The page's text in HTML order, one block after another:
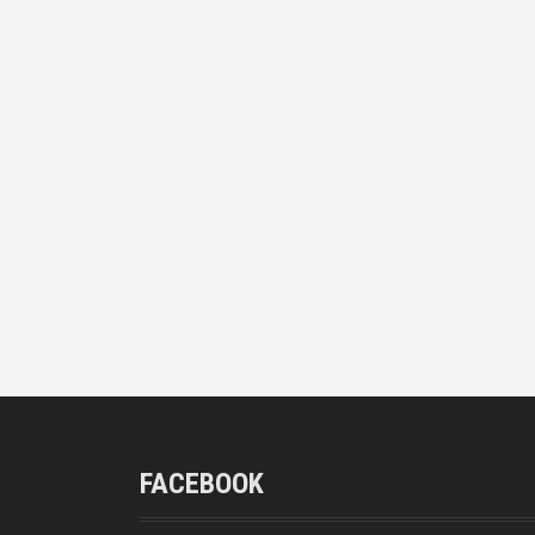
FACEBOOK